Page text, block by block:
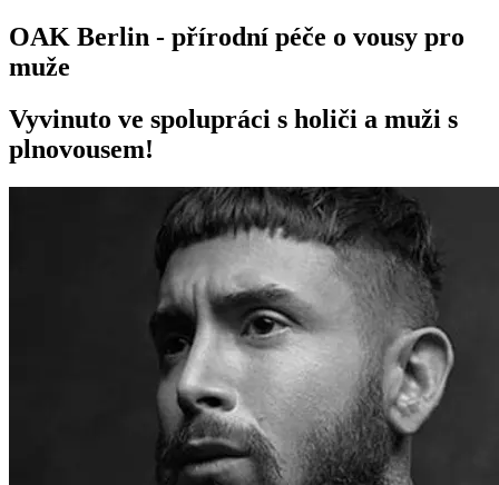
OAK Berlin - přírodní péče o vousy pro
muže
Vyvinuto ve spolupráci s holiči a muži s
plnovousem!